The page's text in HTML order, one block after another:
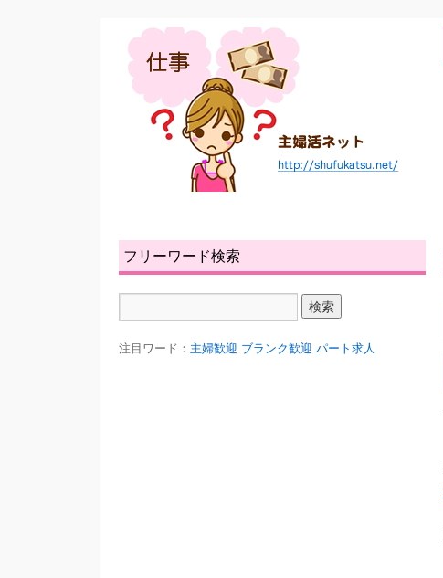
フリーワード検索
注目ワード： 主婦歓迎 ブランク歓迎 パート求人